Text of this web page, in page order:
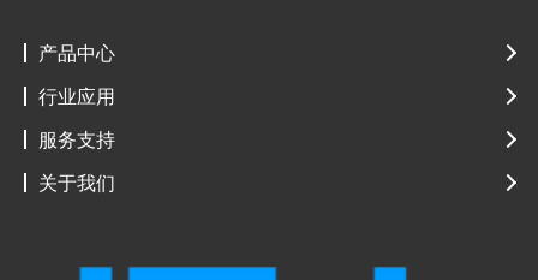
产品中心
行业应用
服务支持
关于我们